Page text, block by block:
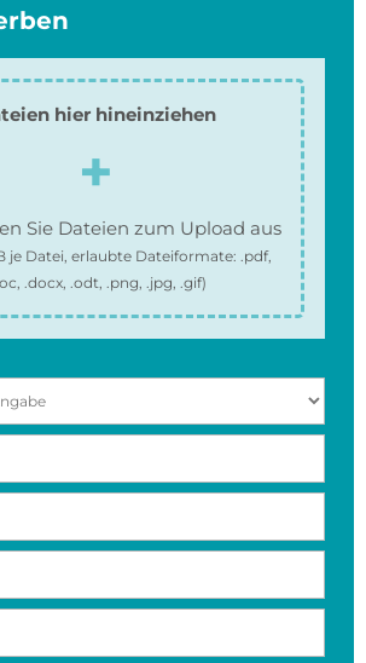
hier hineinziehen
Sie Dateien zum Upload aus
je Datei, erlaubte Dateiformate: .pdf,
.docx, .odt, .png, .jpg, .gif)